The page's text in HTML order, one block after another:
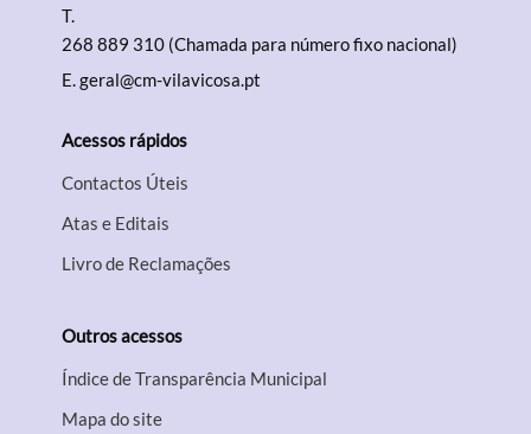
T.
268 889 310 (Chamada para número fixo nacional)
E.geral@cm-vilavicosa.pt
Acessos rápidos
Contactos Úteis
Atas e Editais
Livro de Reclamações
Outros acessos
Índice de Transparência Municipal
Mapa do site